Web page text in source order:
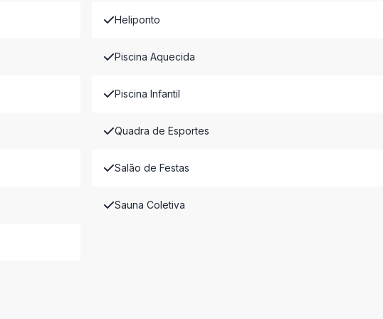
Heliponto
Piscina Aquecida
Piscina Infantil
Quadra de Esportes
Salão de Festas
Sauna Coletiva